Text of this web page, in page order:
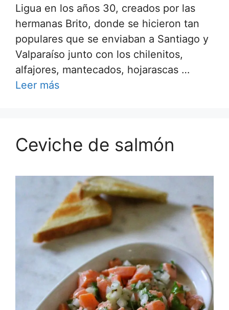
Ligua en los años 30, creados por las
hermanas Brito, donde se hicieron tan
populares que se enviaban a Santiago y
Valparaíso junto con los chilenitos,
alfajores, mantecados, hojarascas …
Leer más
Ceviche de salmón